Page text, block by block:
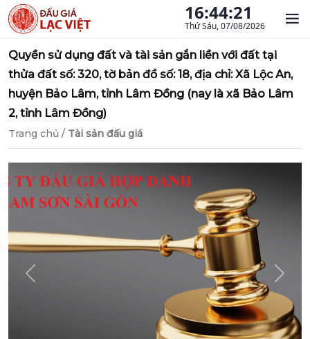
16:44:21
Thứ Sáu, 07/08/2026
Quyền sử dụng đất và tài sản gắn liền với đất tại
thửa đất số: 320, tờ bản đồ số: 18, địa chỉ: Xã Lộc An,
huyện Bảo Lâm, tỉnh Lâm Đồng (nay là xã Bảo Lâm
2, tỉnh Lâm Đồng)
Trang chủ / Tài sản đấu giá
Previous Next